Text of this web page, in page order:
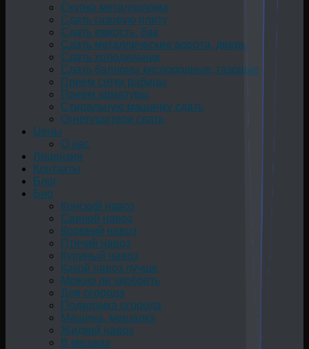
Скупка металлолома
Сдать газовую плиту
Сдать емкость, бак
Cдать металлические ворота, дверь
Сдать холодильник
Сдать баллоны кислородные, газовые
Прием сетки рабицы
Прием арматуры
Стиральную машинку сдать
Огнетушители сдать
Цены
О нас
Лицензия
Контакты
Блог
Био
Конский навоз
Свиной навоз
Коровий навоз
Птичий навоз
Куриный навоз
Какой навоз лучше
Можно ли удобрять
Для огорода
Подкормка огорода
Машина, мешалка
Жидкий навоз
В мешках